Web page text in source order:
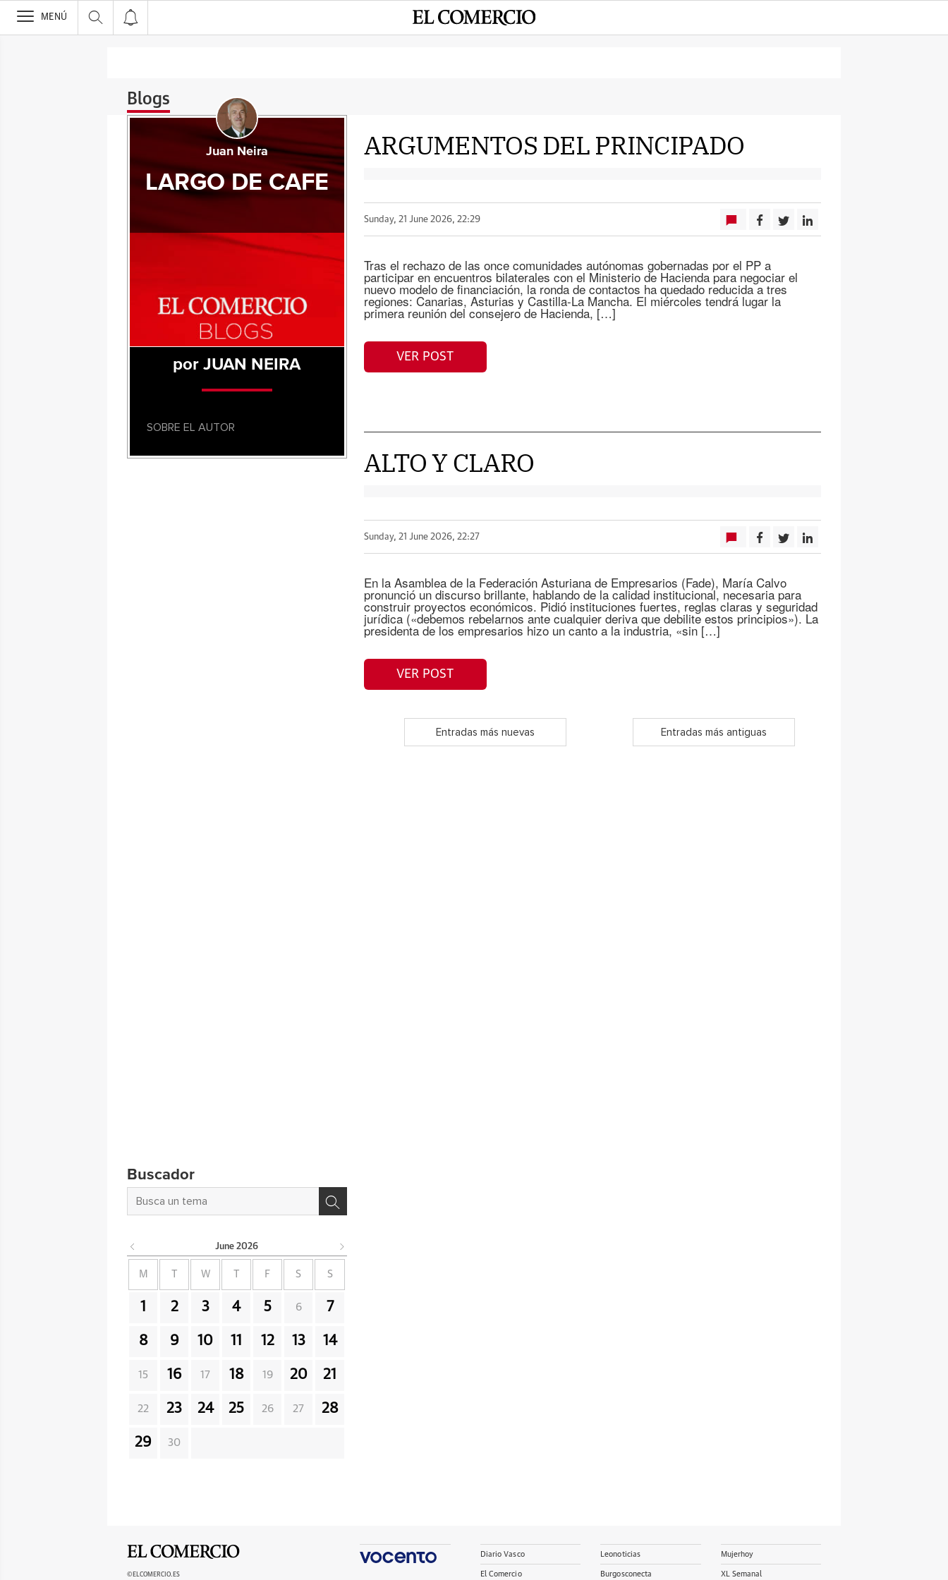
>
MENÚ
Blogs
ARGUMENTOS DEL PRINCIPADO
Sunday, 21 June 2026, 22:29
Tras el rechazo de las once comunidades autónomas gobernadas por el PP a
participar en encuentros bilaterales con el Ministerio de Hacienda para negociar el
nuevo modelo de financiación, la ronda de contactos ha quedado reducida a tres
regiones: Canarias, Asturias y Castilla-La Mancha. El miércoles tendrá lugar la
primera reunión del consejero de Hacienda, […]
VER POST
ALTO Y CLARO
Sunday, 21 June 2026, 22:27
En la Asamblea de la Federación Asturiana de Empresarios (Fade), María Calvo
pronunció un discurso brillante, hablando de la calidad institucional, necesaria para
construir proyectos económicos. Pidió instituciones fuertes, reglas claras y seguridad
jurídica («debemos rebelarnos ante cualquier deriva que debilite estos principios»). La
presidenta de los empresarios hizo un canto a la industria, «sin […]
VER POST
Entradas más nuevas Entradas más antiguas
Juan Neira
LARGO DE CAFE
por JUAN NEIRA
SOBRE EL AUTOR
Buscador
June 2026
M W F S S
1 2 3 4 5 6 7
8 9 10 11 12 13 14
15 16 17 18 19 20 21
22 23 24 25 26 27 28
29 30
©ELCOMERCIO.ES
Diario Vasco
El Comercio
Leonoticias
Burgosconecta
Mujerhoy
XL Semanal